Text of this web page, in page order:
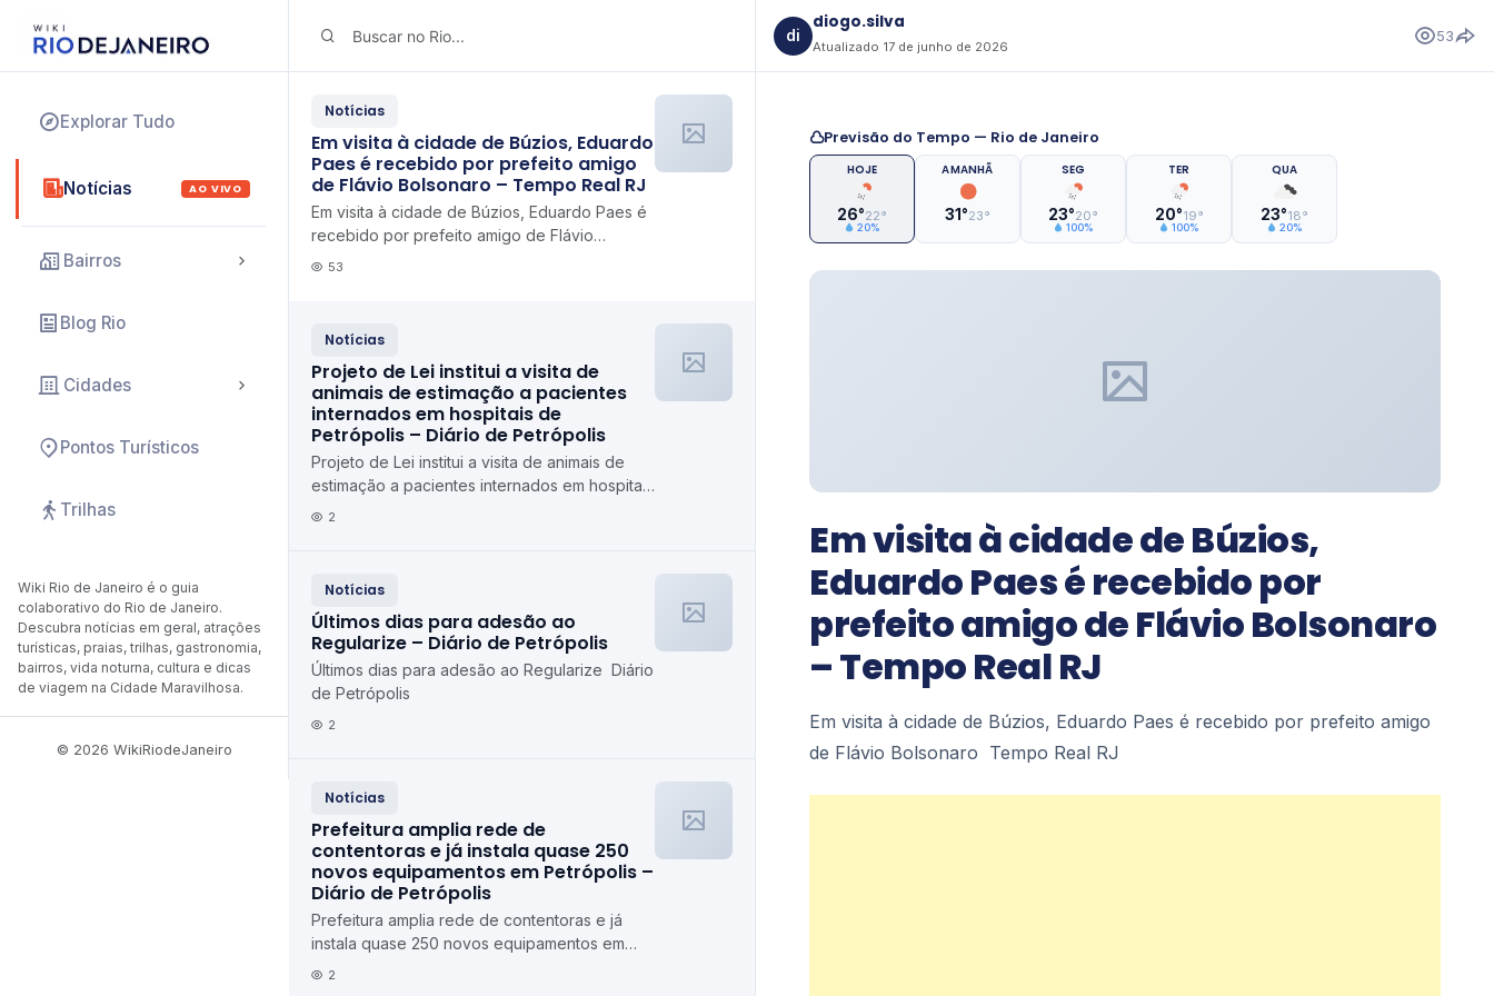
Explorar Tudo
Notícias AO VIVO
Bairros
Blog Rio
Cidades
Pontos Turísticos
Trilhas
Wiki Rio de Janeiro é o guia
colaborativo do Rio de Janeiro.
Descubra notícias em geral, atrações
turísticas, praias, trilhas, gastronomia,
bairros, vida noturna, cultura e dicas
de viagem na Cidade Maravilhosa.
© 2026 WikiRiodeJaneiro
Notícias
Em visita à cidade de Búzios, Eduardo
Paes é recebido por prefeito amigo
de Flávio Bolsonaro – Tempo Real RJ
Em visita à cidade de Búzios, Eduardo Paes é
recebido por prefeito amigo de Flávio
Bolsonaro Tempo Real RJ
53
Notícias
Projeto de Lei institui a visita de
animais de estimação a pacientes
internados em hospitais de
Petrópolis – Diário de Petrópolis
Projeto de Lei institui a visita de animais de
estimação a pacientes internados em hospitais
de Petrópolis Diário de Petrópolis
2
Notícias
Últimos dias para adesão ao
Regularize – Diário de Petrópolis
Últimos dias para adesão ao Regularize Diário
de Petrópolis
2
Notícias
Prefeitura amplia rede de
contentoras e já instala quase 250
novos equipamentos em Petrópolis –
Diário de Petrópolis
Prefeitura amplia rede de contentoras e já
instala quase 250 novos equipamentos em
Petrópolis Diário de Petrópolis
2
di
diogo.silva
Atualizado 17 de junho de 2026
53
Previsão do Tempo — Rio de Janeiro
HOJE
26°22°
20%
AMANHÃ
31°23°
SEG
23°20°
100%
TER
20°19°
100%
QUA
23°18°
20%
Em visita à cidade de Búzios,
Eduardo Paes é recebido por
prefeito amigo de Flávio Bolsonaro
– Tempo Real RJ
Em visita à cidade de Búzios, Eduardo Paes é recebido por prefeito amigo
de Flávio Bolsonaro Tempo Real RJ